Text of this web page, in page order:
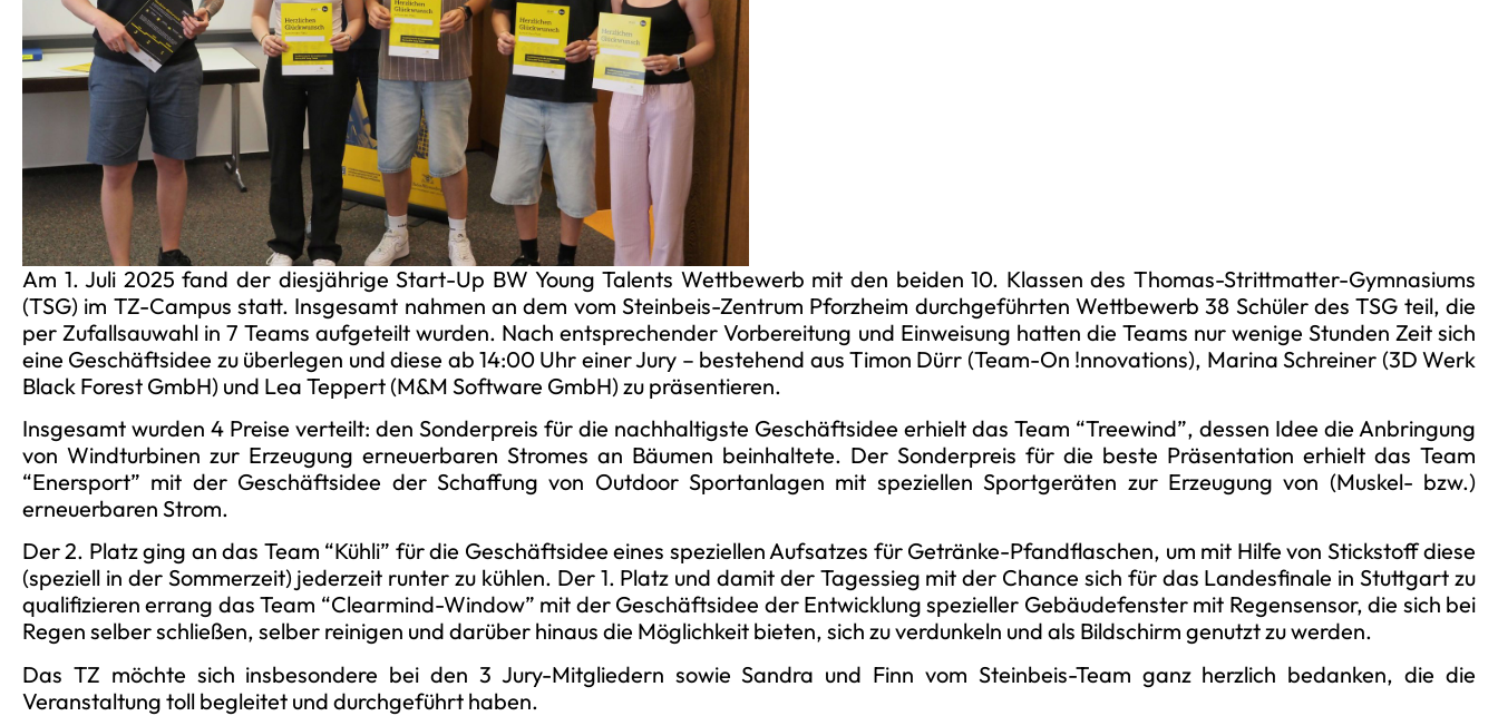
Am 1. Juli 2025 fand der diesjährige Start-Up BW Young Talents Wettbewerb mit den beiden 10. Klassen des Thomas-Strittmatter-Gymnasiums
(TSG) im TZ-Campus statt. Insgesamt nahmen an dem vom Steinbeis-Zentrum Pforzheim durchgeführten Wettbewerb 38 Schüler des TSG teil, die
per Zufallsauwahl in 7 Teams aufgeteilt wurden. Nach entsprechender Vorbereitung und Einweisung hatten die Teams nur wenige Stunden Zeit sich
eine Geschäftsidee zu überlegen und diese ab 14:00 Uhr einer Jury – bestehend aus Timon Dürr (Team-On !nnovations), Marina Schreiner (3D Werk
Black Forest GmbH) und Lea Teppert (M&M Software GmbH) zu präsentieren.
Insgesamt wurden 4 Preise verteilt: den Sonderpreis für die nachhaltigste Geschäftsidee erhielt das Team “Treewind”, dessen Idee die Anbringung
von Windturbinen zur Erzeugung erneuerbaren Stromes an Bäumen beinhaltete. Der Sonderpreis für die beste Präsentation erhielt das Team
“Enersport” mit der Geschäftsidee der Schaffung von Outdoor Sportanlagen mit speziellen Sportgeräten zur Erzeugung von (Muskel- bzw.)
erneuerbaren Strom.
Der 2. Platz ging an das Team “Kühli” für die Geschäftsidee eines speziellen Aufsatzes für Getränke-Pfandflaschen, um mit Hilfe von Stickstoff diese
(speziell in der Sommerzeit) jederzeit runter zu kühlen. Der 1. Platz und damit der Tagessieg mit der Chance sich für das Landesfinale in Stuttgart zu
qualifizieren errang das Team “Clearmind-Window” mit der Geschäftsidee der Entwicklung spezieller Gebäudefenster mit Regensensor, die sich bei
Regen selber schließen, selber reinigen und darüber hinaus die Möglichkeit bieten, sich zu verdunkeln und als Bildschirm genutzt zu werden.
Das TZ möchte sich insbesondere bei den 3 Jury-Mitgliedern sowie Sandra und Finn vom Steinbeis-Team ganz herzlich bedanken, die die
Veranstaltung toll begleitet und durchgeführt haben.